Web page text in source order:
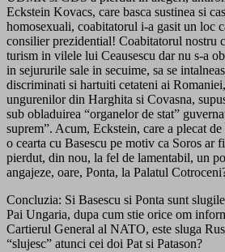
Eckstein Kovacs, care basca sustinea si
homosexuali, coabitatorul i-a gasit un loc
consilier prezidential! Coabitatorul nostru
turism in vilele lui Ceausescu dar nu s-a
in sejururile sale in secuime, sa se
discriminati si hartuiti cetateni ai
ungurenilor din Harghita si Covasna,
sub obladuirea “organelor de stat”
suprem”. Acum, Eckstein, care a plecat
o cearta cu Basescu pe motiv ca Soros ar
pierdut, din nou, la fel de lamentabil, un
angajeze, oare, Ponta, la Palatul
Concluzia: Si Basescu si Ponta sunt
Pai Ungaria, dupa cum stie orice om
Cartierul General al NATO, este sluga
“slujesc” atunci cei doi Pat si Patason?